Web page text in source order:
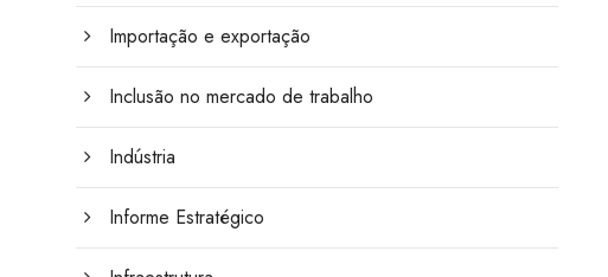
Importação e exportação
Inclusão no mercado de trabalho
Indústria
Informe Estratégico